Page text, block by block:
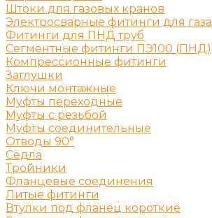
Штоки для газовых кранов
Электросварные фитинги для газа
Фитинги для ПНД труб
Сегментные фитинги ПЭ100 (ПНД)
Компрессионные фитинги
Заглушки
Ключи монтажные
Муфты переходные
Муфты с резьбой
Муфты соединительные
Отводы 90°
Сёдла
Тройники
Фланцевые соединения
Литые фитинги
Втулки под фланец короткие